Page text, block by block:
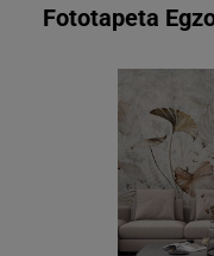
Fototapeta